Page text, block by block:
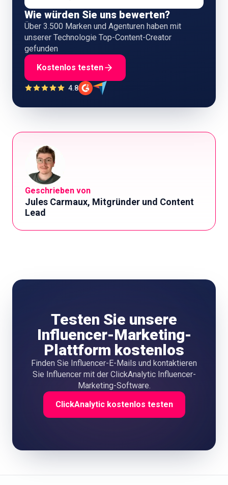
Wie würden Sie uns bewerten?
Über 3.500 Marken und Agenturen haben mit
unserer Technologie Top-Content-Creator
gefunden
Kostenlos testen
4.8
Geschrieben von
Jules Carmaux, Mitgründer und Content
Lead
Testen Sie unsere
Influencer-Marketing-
Plattform kostenlos
Finden Sie Influencer-E-Mails und kontaktieren
Sie Influencer mit der ClickAnalytic Influencer-
Marketing-Software.
ClickAnalytic kostenlos testen